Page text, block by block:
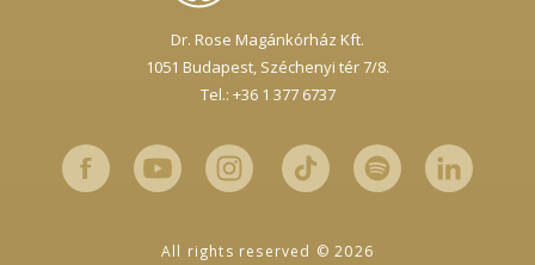
Dr. Rose Magánkórház Kft.
1051 Budapest,Széchenyi tér 7/8.
Tel.: +36 1 377 6737
All rights reserved © 2026